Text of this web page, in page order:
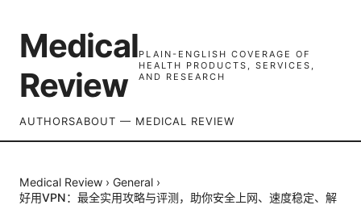
Medical
Review
PLAIN-ENGLISH COVERAGE OF
HEALTH PRODUCTS, SERVICES,
AND RESEARCH
AUTHORSABOUT — MEDICAL REVIEW
Medical Review › General ›
好用VPN：最全实用攻略与评测，助你安全上网、速度稳定、解